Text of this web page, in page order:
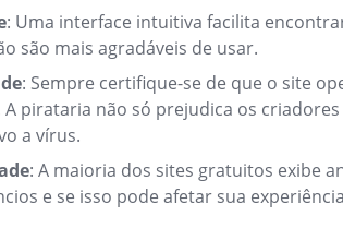
: Uma interface intuitiva facilita
são mais agradáveis de usar.
: Sempre certifique-se de que o site
pirataria não só prejudica os
a vírus.
: A maioria dos sites gratuitos exibe
e se isso pode afetar sua